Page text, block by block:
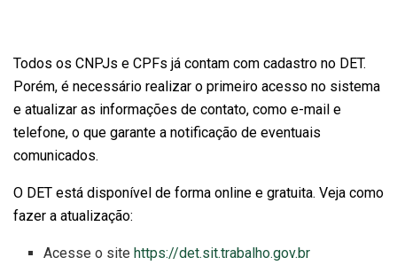
Todos os CNPJs e CPFs já contam com cadastro no DET.
Porém, é necessário realizar o primeiro acesso no sistema
e atualizar as informações de contato, como e-mail e
telefone, o que garante a notificação de eventuais
comunicados.
O DET está disponível de forma online e gratuita. Veja como
fazer a atualização:
Acesse o sitehttps://det.sit.trabalho.gov.br